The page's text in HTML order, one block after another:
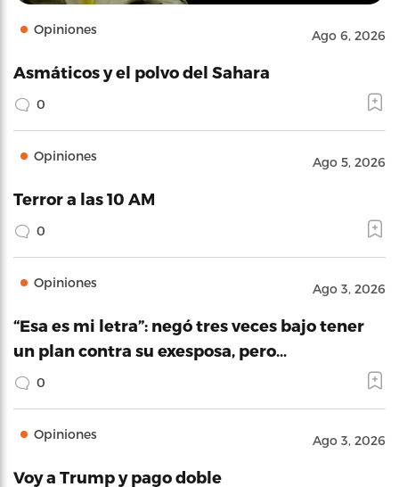
Opiniones Ago 6, 2026
Asmáticos y el polvo del Sahara
0
Opiniones Ago 5, 2026
Terror a las 10 AM
0
Opiniones Ago 3, 2026
“Esa es mi letra”: negó tres veces bajo tener
un plan contra su exesposa, pero…
0
Opiniones Ago 3, 2026
Voy a Trump y pago doble